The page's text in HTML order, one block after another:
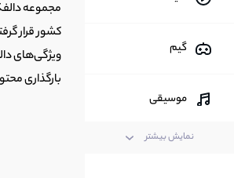
گیم
موسیقی
نمایش بیشتر
کشور قرار
ویژگی‌های
بارگذاری